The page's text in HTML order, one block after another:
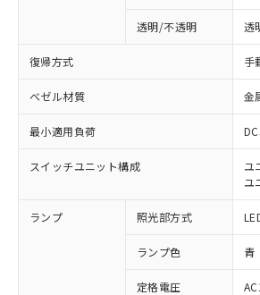
透明/不透明 透
復帰方式 手
ベゼル材質 金
最小適用負荷
スイッチユニット構成
ユ
ユ
ランプ 照光部方式
ランプ色 青
定格電圧